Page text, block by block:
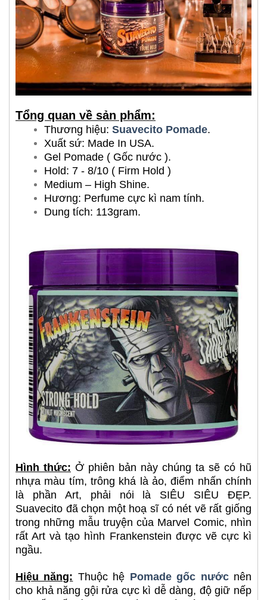
Tổng quan về sản phẩm:
Thương hiệu: Suavecito Pomade.
Xuất sứ: Made In USA.
Gel Pomade ( Gốc nước ).
Hold: 7 - 8/10 ( Firm Hold )
Medium – High Shine.
Hương: Perfume cực kì nam tính.
Dung tích: 113gram.
Hình thức: Ở phiên bản này chúng ta sẽ có hũ
nhựa màu tím, trông khá là ảo, điểm nhấn chính
là phần Art, phải nói là SIÊU SIÊU ĐẸP.
Suavecito đã chọn một hoạ sĩ có nét vẽ rất giống
trong những mẫu truyện của Marvel Comic, nhìn
rất Art và tạo hình Frankenstein được vẽ cực kì
ngầu.
Hiệu năng: Thuộc hệ Pomade gốc nướcnên
cho khả năng gội rửa cực kì dễ dàng, độ giữ nếp